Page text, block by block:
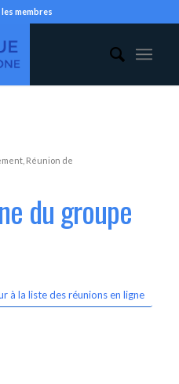
membres
, Réunion de
du groupe
à la liste des réunions en ligne